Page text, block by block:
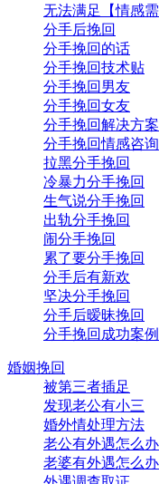
无法满足【情感
分手后挽回
分手挽回的话
分手挽回技术贴
分手挽回男友
分手挽回女友
分手挽回解决方案
分手挽回情感咨询
拉黑分手挽回
冷暴力分手挽回
生气说分手挽回
出轨分手挽回
闹分手挽回
累了要分手挽回
分手后有新欢
坚决分手挽回
分手后暧昧挽回
分手挽回成功案例
婚姻挽回
被第三者插足
发现老公有小三
婚外情处理方法
老公有外遇怎么办
老婆有外遇怎么办